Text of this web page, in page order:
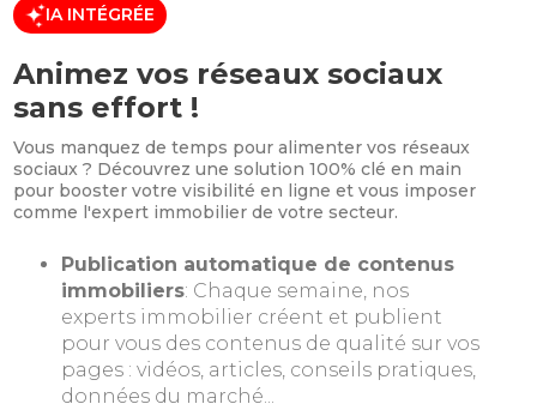
IA INTÉGRÉE
Animez vos réseaux sociaux
sans effort !
Vous manquez de temps pour alimenter vos réseaux
sociaux ? Découvrez une solution 100% clé en main
pour booster votre visibilité en ligne et vous imposer
comme l'expert immobilier de votre secteur.
Publication automatique de contenus
immobiliers: Chaque semaine, nos
experts immobilier créent et publient
pour vous des contenus de qualité sur vos
pages : vidéos, articles, conseils pratiques,
données du marché...